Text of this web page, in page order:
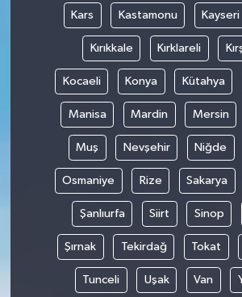
Kars Kastamonu Kayseri
Kırıkkale Kırklareli
Kocaeli Konya Kütahya
Manisa Mardin Mersin
Muş Nevşehir Niğde
Osmaniye Rize Sakarya
Şanlıurfa Siirt Sinop
Şırnak Tekirdağ Tokat
Tunceli Uşak Van